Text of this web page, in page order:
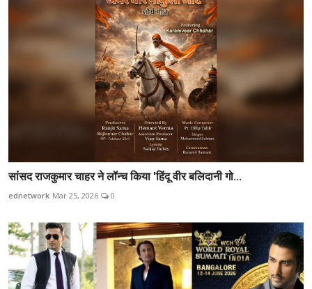
सांसद राजकुमार चाहर ने लॉन्च किया 'हिंदू वीर बलिदानी गो...
ednetwork Mar 25, 2026 0